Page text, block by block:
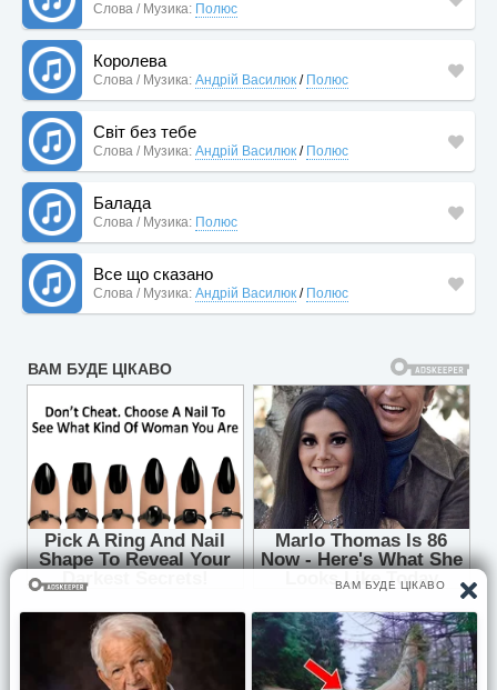
Слова / Музика: Полюс
Королева
Слова / Музика: Андрій Василюк / Полюс
Світ без тебе
Слова / Музика: Андрій Василюк / Полюс
Балада
Слова / Музика: Полюс
Все що сказано
Слова / Музика: Андрій Василюк / Полюс